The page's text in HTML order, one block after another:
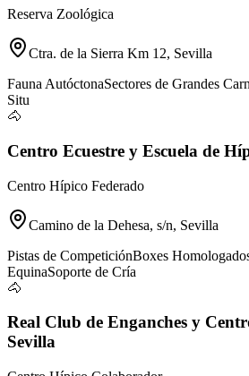
Reserva Zoológica
Ctra. de la Sierra Km 12, Sevilla
Fauna AutóctonaSectores de Grandes
Situ
🐴
Centro Ecuestre y Escuela de
Centro Hípico Federado
Camino de la Dehesa, s/n, Sevilla
Pistas de CompeticiónBoxes
EquinaSoporte de Cría
🐴
Real Club de Enganches y
Sevilla